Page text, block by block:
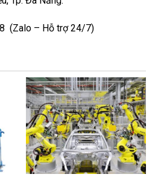
(Zalo – Hỗ trợ 24/7)